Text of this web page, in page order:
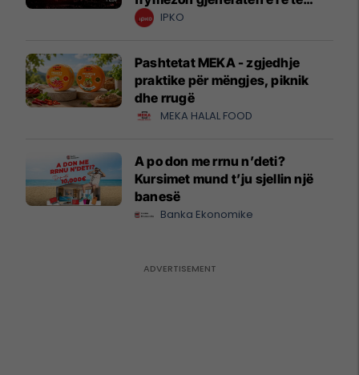
krijuesve
IPKO
Pashtetat MEKA - zgjedhje
praktike për mëngjes, piknik
dhe rrugë
MEKA HALAL FOOD
A po don me rrnu n’deti?
Kursimet mund t’ju sjellin një
banesë
Banka Ekonomike